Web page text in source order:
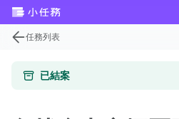
任務列表
已結案